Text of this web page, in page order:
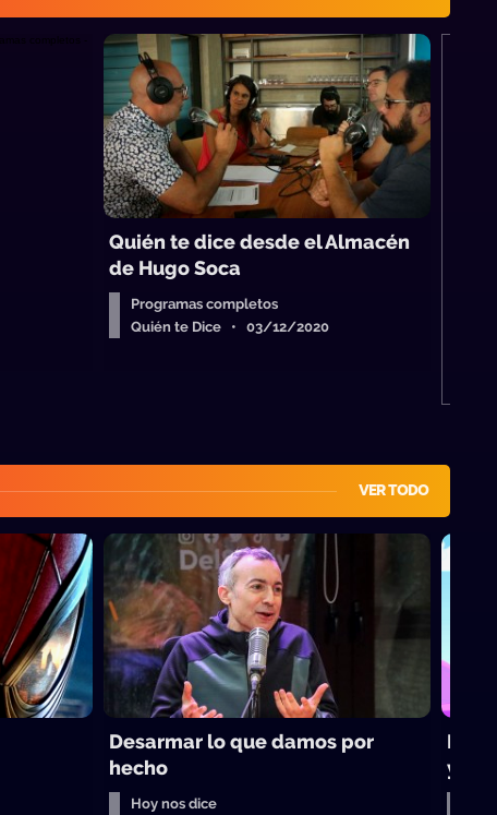
Quién te dice desde el Almacén
de Hugo Soca
Programas completos
Quién te Dice • 03/12/2020
VER TODO
Desarmar lo que damos por
hecho
Hoy nos dice
Los
yoga